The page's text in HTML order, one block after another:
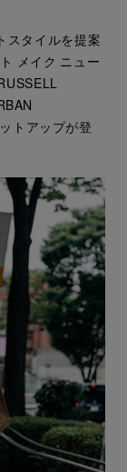
スタイルを提案
メイク ニュー
トアップが登